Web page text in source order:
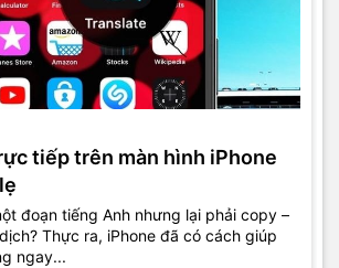
tiếp trên màn hình iPhone
đoạn tiếng Anh nhưng lại phải copy –
Thực ra, iPhone đã có cách giúp
ngay...